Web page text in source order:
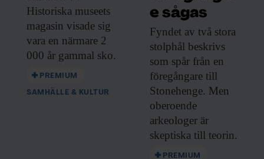
Historiska museets
magasin visade sig
vara en närmare 2
000 år gammal sko.
PREMIUM
SAMHÄLLE & KULTUR
e sågas
Fyndet av två stora
stolphål beskrivs
som spår från en
föregångare till
Stonehenge. Men
oberoende
arkeologer är
skeptiska till teorin.
PREMIUM